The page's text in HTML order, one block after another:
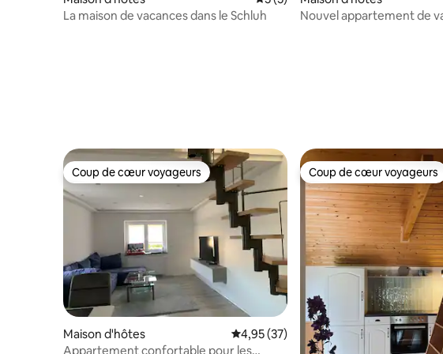
La maison de vacances dans le Schluh
Nouvel appartement de
Coup de cœur voyageurs
Coup de cœur voyageurs
Maison d'hôtes Évaluation moyenne sur la base de 37
4,95 (37)
Appartement confortable pour les
Coup de cœur voyageurs
Coup de cœur voyageurs